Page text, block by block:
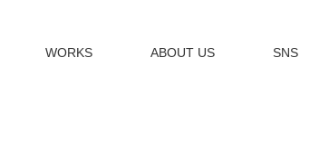
WORKS ABOUT US SNS